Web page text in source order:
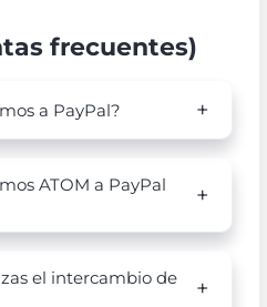
frecuentes)
a PayPal?
ATOM a PayPal
el intercambio de